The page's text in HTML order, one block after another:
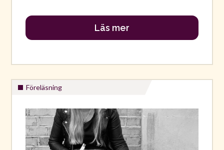
Läs mer
Föreläsning